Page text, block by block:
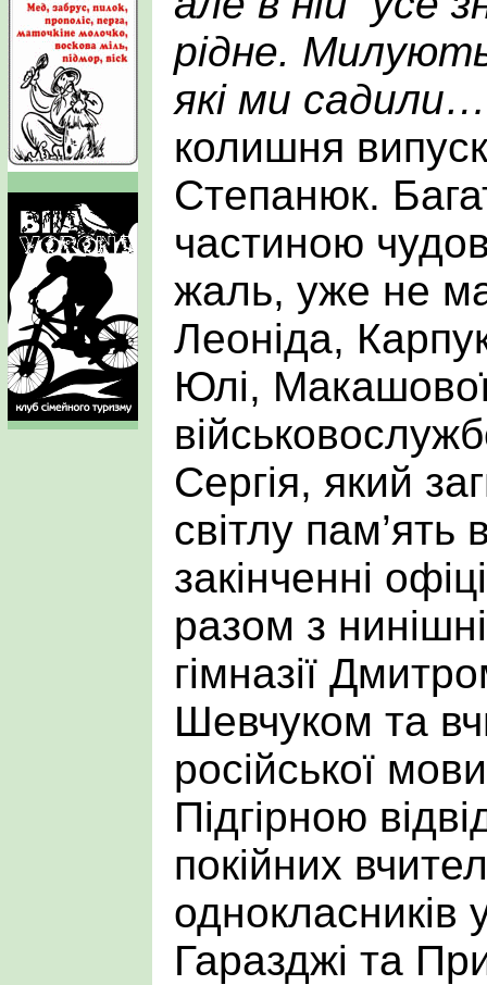
рідне.
які ми садили…
колишня
Степанюк.
частиною
жаль, уже не
Леоніда,
Юлі,
Сергія, який
світлу
закінченні
разом з
гімназії
Шевчуком та
російської
Підгірною
покійних
однокласників
Гаразджі та